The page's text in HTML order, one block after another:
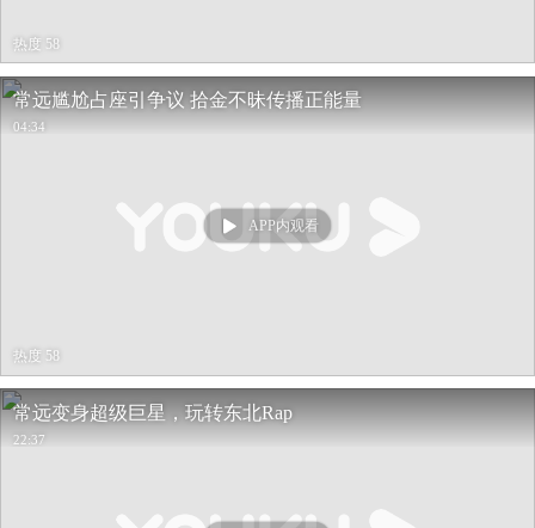
热度 58
常远尴尬占座引争议 拾金不昧传播正能量
04:34
APP内观看
热度 58
常远变身超级巨星，玩转东北Rap
22:37